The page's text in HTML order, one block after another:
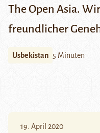
The Open Asia.
freundlicher
Usbekistan 5 Minuten
19. April 2020